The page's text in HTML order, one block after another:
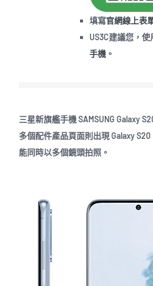
填寫官網線上表
US3C建議您，
手機 。
三星新旗艦手機 SAMSUNG Galaxy
多個配件產品頁面則出現 Galaxy
能同時以多個鏡頭拍照。